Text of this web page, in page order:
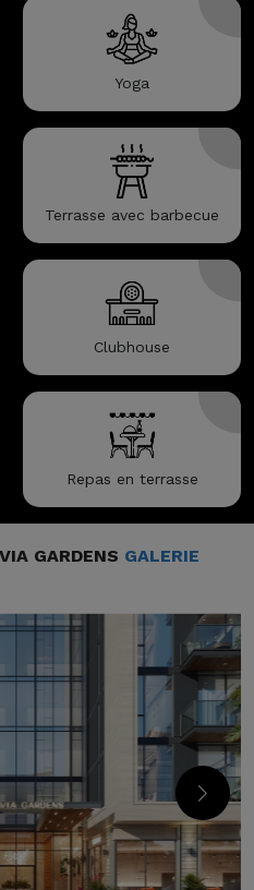
Yoga
Terrasse avec barbecue
Clubhouse
Repas en terrasse
GARDENS GALERIE